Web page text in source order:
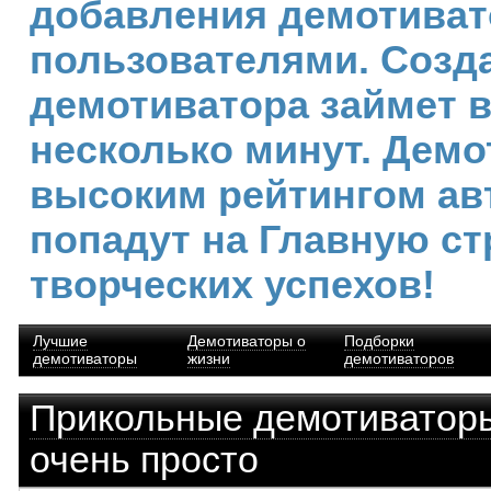
добавления
пользователями.
демотиватора займет
несколько минут.
высоким рейтингом
попадут на Главную
творческих успехов!
Лучшие
демотиваторы
Демотиваторы о
жизни
Подборки
демотиваторов
Прикольные
очень просто